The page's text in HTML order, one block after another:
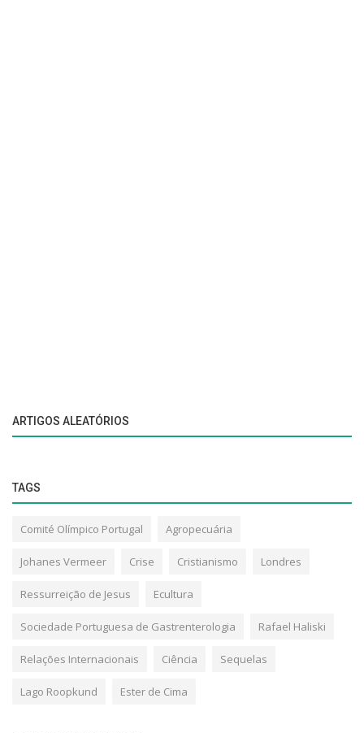
ARTIGOS ALEATÓRIOS
TAGS
Comité Olímpico Portugal Agropecuária
Johanes Vermeer Crise Cristianismo Londres
Ressurreição de Jesus Ecultura
Sociedade Portuguesa de Gastrenterologia Rafael Haliski
Relações Internacionais Ciência Sequelas
Lago Roopkund Ester de Cima